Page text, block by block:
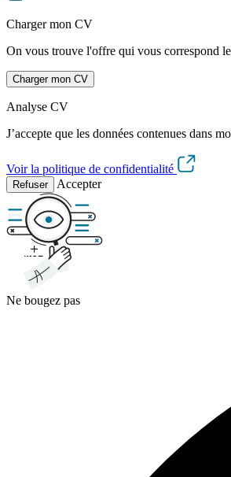
Charger mon CV
On vous trouve l'offre qui vous correspond
Charger mon CV
Analyse CV
J’accepte que les données contenues dans
Voir la politique de confidentialité
Refuser Accepter
Ne bougez pas